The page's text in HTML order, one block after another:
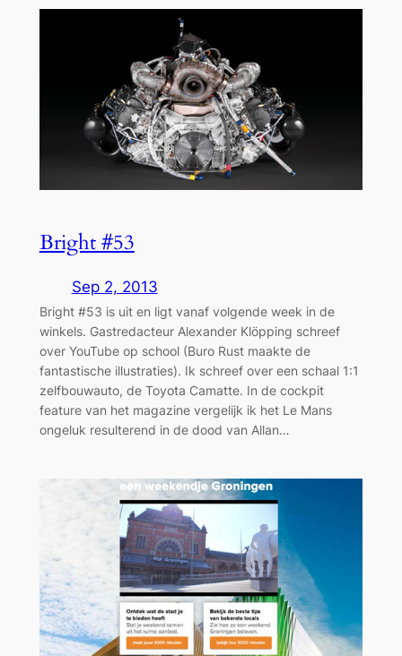
Bright #53
Sep 2, 2013
Bright #53 is uit en ligt vanaf volgende week in de
winkels. Gastredacteur Alexander Klöpping schreef
over YouTube op school (Buro Rust maakte de
fantastische illustraties). Ik schreef over een schaal 1:1
zelfbouwauto, de Toyota Camatte. In de cockpit
feature van het magazine vergelijk ik het Le Mans
ongeluk resulterend in de dood van Allan…